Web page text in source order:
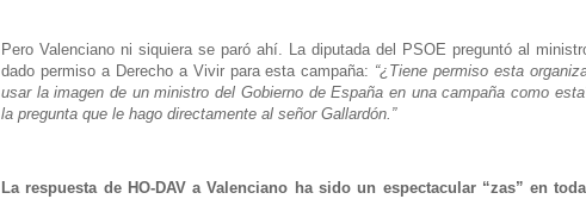
Pero Valenciano ni siquiera se paró ahí. La diputada del PSOE preguntó al
dado permiso a Derecho a Vivir para esta campaña: “¿Tiene permiso esta
usar la imagen de un ministro del Gobierno de España en una campaña como
la pregunta que le hago directamente al señor Gallardón.”
La respuesta de HO-DAV a Valenciano ha sido un espectacular “zas” en